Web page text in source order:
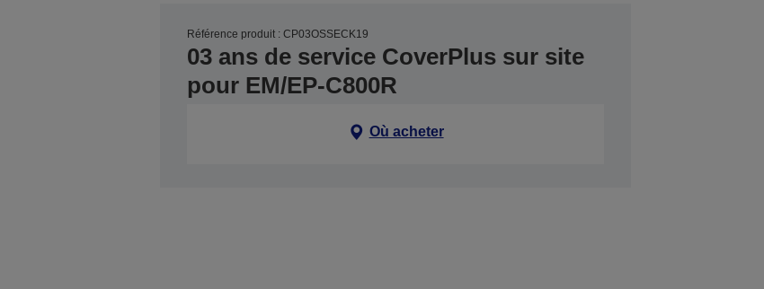
Référence produit : CP03OSSECK19
03 ans de service CoverPlus sur site
pour EM/EP-C800R
Où acheter